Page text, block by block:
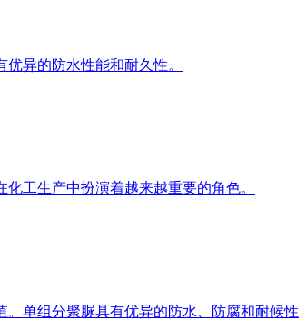
异的防水性能和耐久性。
工生产中扮演着越来越重要的角色。
单组分聚脲具有优异的防水、防腐和耐候性